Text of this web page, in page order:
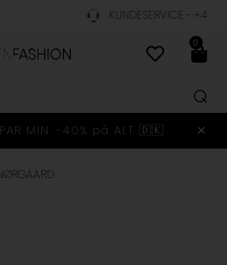
KUNDESERVICE - +45 23 48 10 99
0
MIN. -40% på ALT 🇩🇰